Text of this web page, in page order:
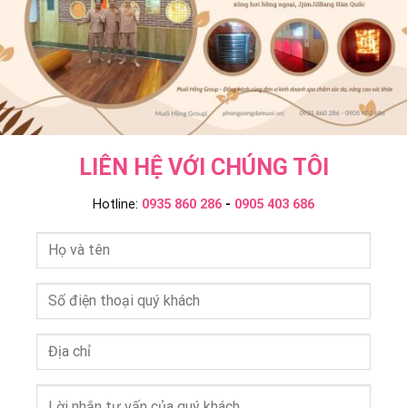
Group
LIÊN HỆ VỚI CHÚNG TÔI
Hotline: 0935 860 286 - 0905 403 686